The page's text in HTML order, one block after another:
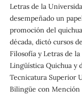
Letras de la
desempeñado un
promoción del
década, dictó cursos
Filosofía y Letras de la
Lingüística Quichua y
Tecnicatura Superior
Bilingüe con Mención